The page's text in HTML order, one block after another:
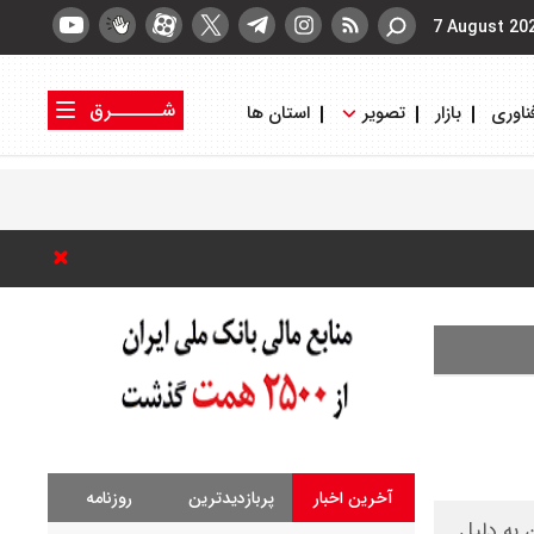
7 August
بازار تصویر استان ها
شــــــرق
آخرین اخبار پربازدیدترین روزنامه